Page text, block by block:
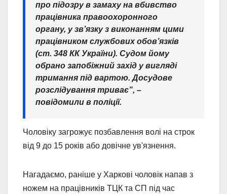
про підозру в замаху на вбивство
працівника правоохоронного
органу, у зв’язку з виконанням цими
працівником службових обов’язків
(ст. 348 КК України). Судом йому
обрано запобіжний захід у вигляді
тримання під вартою. Досудове
розслідування триває”, –
повідомили в поліції.
Чоловіку загрожує позбавлення волі на строк
від 9 до 15 років або довічне ув'язнення.
Нагадаємо, раніше у Харкові чоловік напав з
ножем на працівників ТЦК та СП під час